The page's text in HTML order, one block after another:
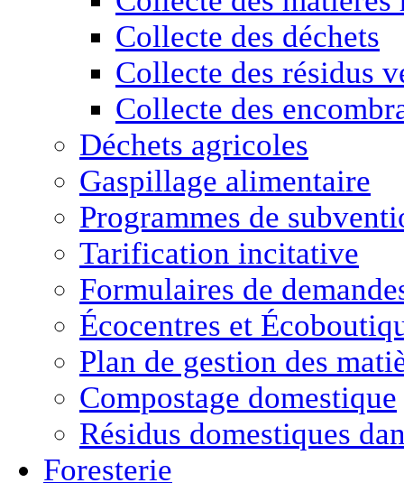
Collecte des déchets
Collecte des résidus
Collecte des
Déchets agricoles
Gaspillage alimentaire
Programmes de
Tarification incitative
Formulaires de
Écocentres et
Plan de gestion des
Compostage domestique
Résidus domestiques
Foresterie